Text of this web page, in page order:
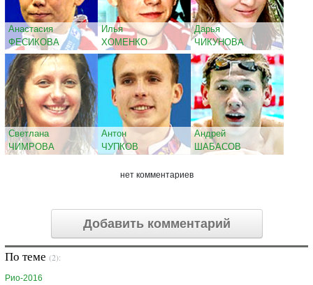
Анастасия
ФЕСИКОВА
Илья
ХОМЕНКО
Дарья
ЧИКУНОВА
Светлана
ЧИМРОВА
Антон
ЧУПКОВ
Андрей
ШАБАСОВ
нет комментариев
Добавить комментарий
По теме (2):
Рио-2016